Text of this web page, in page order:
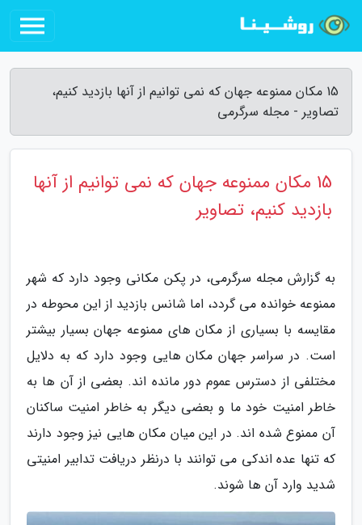
15 مکان ممنوعه جهان که نمی توانیم از آنها بازدید کنیم،
تصاویر - مجله سرگرمی
15 مکان ممنوعه جهان که نمی توانیم از آنها
بازدید کنیم، تصاویر
به گزارش مجله سرگرمی، در پکن مکانی وجود دارد که شهر
ممنوعه خوانده می گردد، اما شانس بازدید از این محوطه در
مقایسه با بسیاری از مکان های ممنوعه جهان بسیار بیشتر
است. در سراسر جهان مکان هایی وجود دارد که به دلایل
مختلفی از دسترس عموم دور مانده اند. بعضی از آن ها به
خاطر امنیت خود ما و بعضی دیگر به خاطر امنیت ساکنان
آن ممنوع شده اند. در این میان مکان هایی نیز وجود دارند
که تنها عده اندکی می توانند با درنظر دریافت تدابیر امنیتی
شدید وارد آن ها شوند.